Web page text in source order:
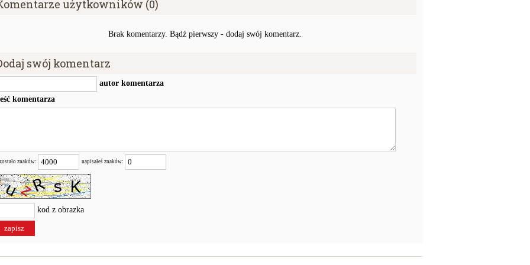
użytkowników (0)
Brak komentarzy. Bądź pierwszy - dodaj swój komentarz.
swój komentarz
autor komentarza
komentarza
znaków: napisałeś znaków:
kod z obrazka